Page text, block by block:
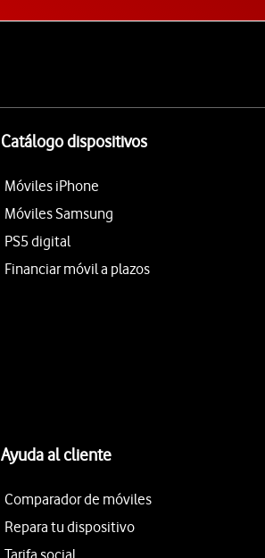
Catálogo dispositivos
Móviles iPhone
Móviles Samsung
PS5 digital
Financiar móvil a plazos
Ayuda al cliente
Comparador de móviles
Repara tu dispositivo
Tarifa social